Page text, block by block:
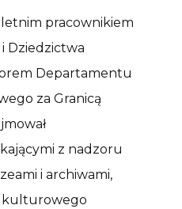
pracownikiem
Dziedzictwa
Departamentu
za Granicą
z nadzoru
i archiwami,
kulturowego